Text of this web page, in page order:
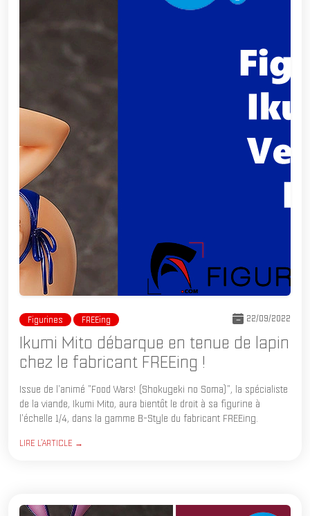
Figurines FREEing 22/09/2022
Ikumi Mito débarque en tenue de lapin
chez le fabricant FREEing !
Issue de l'animé "Food Wars! (Shokugeki no Soma)", la spécialiste
de la viande, Ikumi Mito, aura bientôt le droit à sa figurine à
l'échelle 1/4, dans la gamme B-Style du fabricant FREEing.
LIRE L'ARTICLE →